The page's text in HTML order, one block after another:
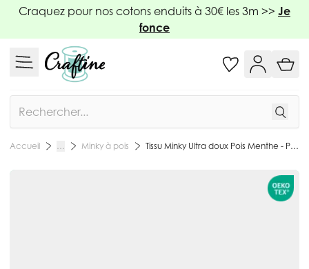
Allez au contenu
Craquez pour nos cotons enduits à 30€ les 3m >> Je
fonce
Accueil … Minky à pois Tissu Minky Ultra doux Pois Menthe - Par 10 cm